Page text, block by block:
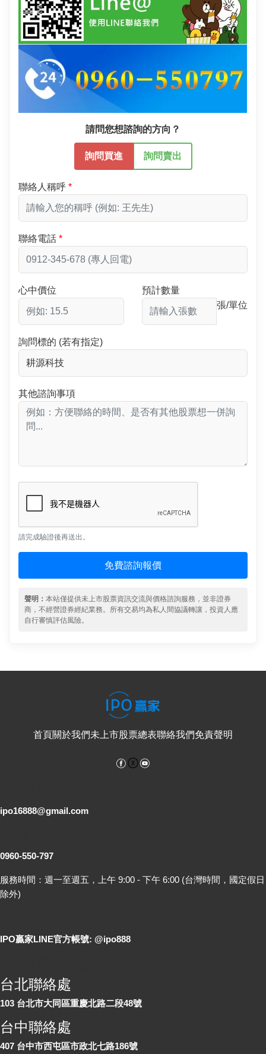
請問您想諮詢的方向？
詢問買進 詢問賣出
聯絡人稱呼
聯絡電話
心中價位
預計數量
張/單位
詢問標的 (若有指定)
其他諮詢事項
請完成驗證後再送出。
免費諮詢報價
聲明： 本站僅提供未上市股票資訊交流與價格諮詢服務，並非證券
商，不經營證券經紀業務。所有交易均為私人間協議轉讓，投資人應
自行審慎評估風險。
首頁關於我們未上市股票總表聯絡我們免責聲明
Facebook
ipo16888@gmail.com
0960-550-797
服務時間：週一至週五，上午 9:00 - 下午 6:00 (台灣時間，國定假日
除外)
IPO贏家LINE官方帳號: @ipo888
台北聯絡處
103 台北市大同區重慶北路二段48號
台中聯絡處
407 台中市西屯區市政北七路186號